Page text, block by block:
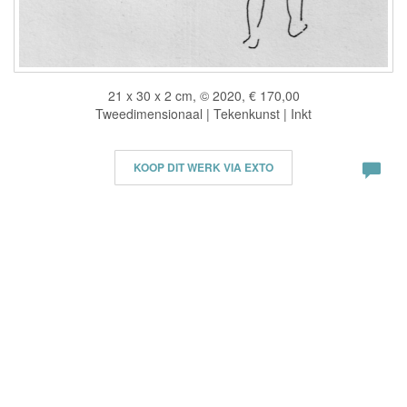
21 x 30 x 2 cm, © 2020, € 170,00
Tweedimensionaal | Tekenkunst | Inkt
KOOP DIT WERK VIA EXTO